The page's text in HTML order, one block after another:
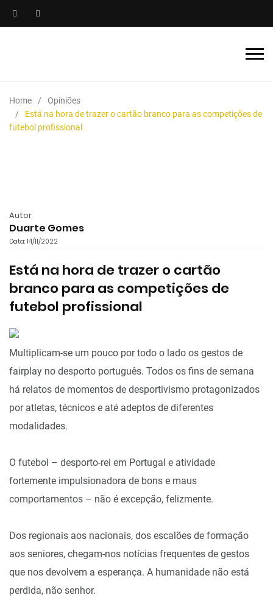
Home
Opiniões
Está na hora de trazer o cartão branco para as competições de
futebol profissional
Autor
Duarte Gomes
Data: 14/11/2022
Está na hora de trazer o cartão
branco para as competições de
futebol profissional
Multiplicam-se um pouco por todo o lado os gestos de
fairplay no desporto português. Todos os fins de semana
há relatos de momentos de desportivismo protagonizados
por atletas, técnicos e até adeptos de diferentes
modalidades.
O futebol – desporto-rei em Portugal e atividade
fortemente impulsionadora de bons e maus
comportamentos – não é excepção, felizmente.
Dos regionais aos nacionais, dos escalões de formação
aos seniores, chegam-nos notícias frequentes de gestos
que nos devolvem a esperança. A humanidade não está
perdida, não senhor.